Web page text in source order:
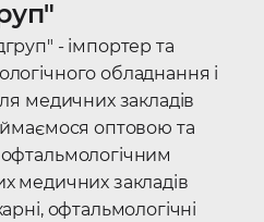
- імпортер та
обладнання і
медичних закладів
оптовою та
медичних закладів
офтальмологічні